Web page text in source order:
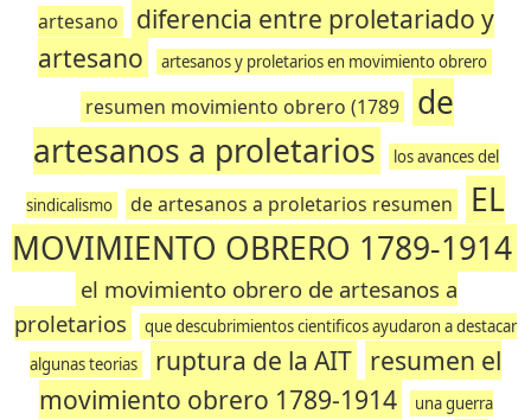
artesano
diferencia entre proletariado y
artesano
artesanos y proletarios en movimiento obrero
resumen movimiento obrero (1789
de
artesanos a proletarios
los avances del
sindicalismo de artesanos a proletarios resumen
EL
MOVIMIENTO OBRERO 1789-1914
el movimiento obrero de artesanos a
proletarios
que descubrimientos cientificos ayudaron a destacar
algunas teorias
ruptura de la AIT resumen el
movimiento obrero 1789-1914
una guerra